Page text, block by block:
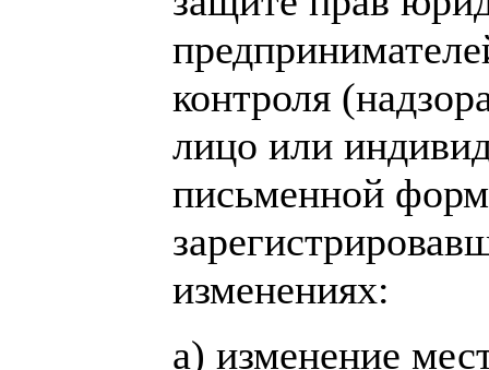
контроля
лицо или
письменной
изменениях:
а) изменение